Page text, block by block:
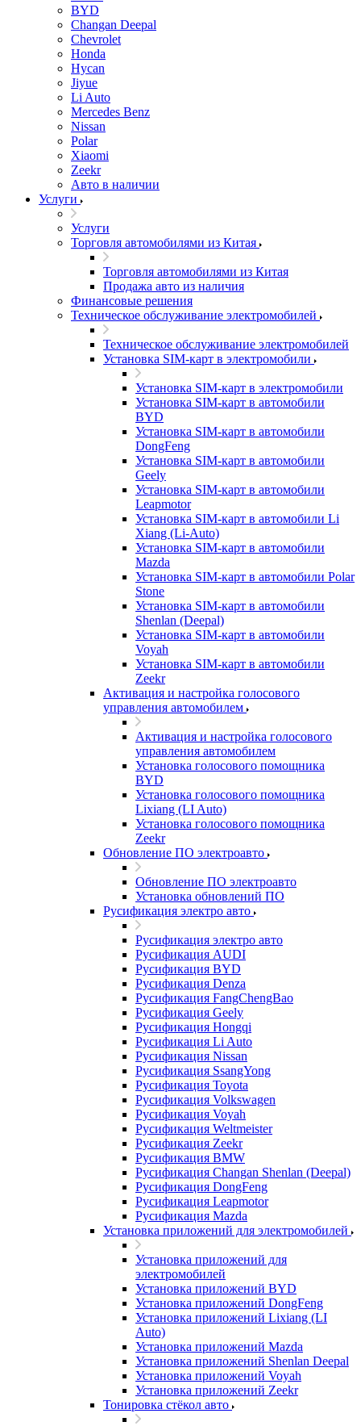
BYD
Changan Deepal
Chevrolet
Honda
Hycan
Jiyue
Li Auto
Mercedes Benz
Nissan
Polar
Xiaomi
Zeekr
Авто в наличии
Услуги
Услуги
Торговля автомобилями из Китая
Торговля автомобилями из Китая
Продажа авто из наличия
Финансовые решения
Техническое обслуживание электромобилей
Техническое обслуживание электромобилей
Установка SIM-карт в электромобили
Установка SIM-карт в электромобили
Установка SIM-карт в автомобили
BYD
Установка SIM-карт в автомобили
DongFeng
Установка SIM-карт в автомобили
Geely
Установка SIM-карт в автомобили
Leapmotor
Установка SIM-карт в автомобили Li
Xiang (Li-Auto)
Установка SIM-карт в автомобили
Mazda
Установка SIM-карт в автомобили Polar
Stone
Установка SIM-карт в автомобили
Shenlan (Deepal)
Установка SIM-карт в автомобили
Voyah
Установка SIM-карт в автомобили
Zeekr
Активация и настройка голосового
управления автомобилем
Активация и настройка голосового
управления автомобилем
Установка голосового помощника
BYD
Установка голосового помощника
Lixiang (LI Auto)
Установка голосового помощника
Zeekr
Обновление ПО электроавто
Обновление ПО электроавто
Установка обновлений ПО
Русификация электро авто
Русификация электро авто
Русификация AUDI
Русификация BYD
Русификация Denza
Русификация FangChengBao
Русификация Geely
Русификация Hongqi
Русификация Li Auto
Русификация Nissan
Русификация SsangYong
Русификация Toyota
Русификация Volkswagen
Русификация Voyah
Русификация Weltmeister
Русификация Zeekr
Русификация BMW
Русификация Changan Shenlan (Deepal)
Русификация DongFeng
Русификация Leapmotor
Русификация Mazda
Установка приложений для электромобилей
Установка приложений для
электромобилей
Установка приложений BYD
Установка приложений DongFeng
Установка приложений Lixiang (LI
Auto)
Установка приложений Mazda
Установка приложений Shenlan Deepal
Установка приложений Voyah
Установка приложений Zeekr
Тонировка стёкол авто